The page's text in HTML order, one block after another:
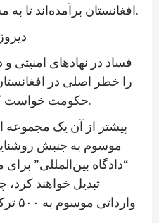
افغانستان برآمده‌اند تا به مسائل داخلی بیشتر توجه کند.
فساد در نهادهای
را خطر اصلی در
حکومت خواست که به این امر توجه جدی کند.
پیشتر از آن یک مجموعه
موسوم به جنبش
“دادگاه بین‌المللی”
تبدیل خواهند